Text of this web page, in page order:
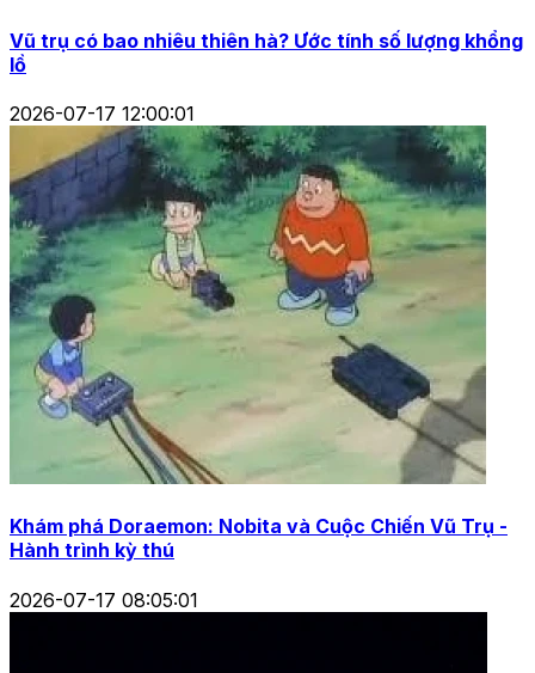
Vũ trụ có bao nhiêu thiên hà? Ước tính số lượng khổng
lồ
2026-07-17 12:00:01
Khám phá Doraemon: Nobita và Cuộc Chiến Vũ Trụ -
Hành trình kỳ thú
2026-07-17 08:05:01